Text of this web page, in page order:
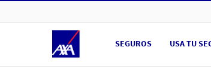
Ir a Portal Público
SEGUROS USA TU